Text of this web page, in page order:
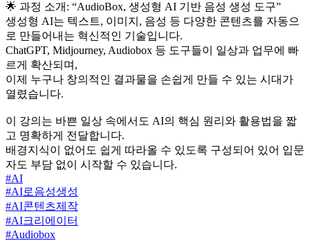
🌟 과정 소개: “AudioBox, 생성형 AI 기반 음성 생성 도구”
생성형 AI는 텍스트, 이미지, 음성 등 다양한 콘텐츠를 자동으
로 만들어내는 혁신적인 기술입니다.
ChatGPT, Midjourney, Audiobox 등 도구들이 일상과 업무에 빠
르게 확산되며,
이제 누구나 창의적인 결과물을 손쉽게 만들 수 있는 시대가
열렸습니다.
이 강의는 바쁜 일상 속에서도 AI의 핵심 원리와 활용법을 짧
고 명확하게 전달합니다.
배경지식이 없어도 쉽게 따라올 수 있도록 구성되어 있어 입문
자도 부담 없이 시작할 수 있습니다.
#AI
#AI로음성생성
#AI콘텐츠제작
#AI크리에이터
#Audiobox